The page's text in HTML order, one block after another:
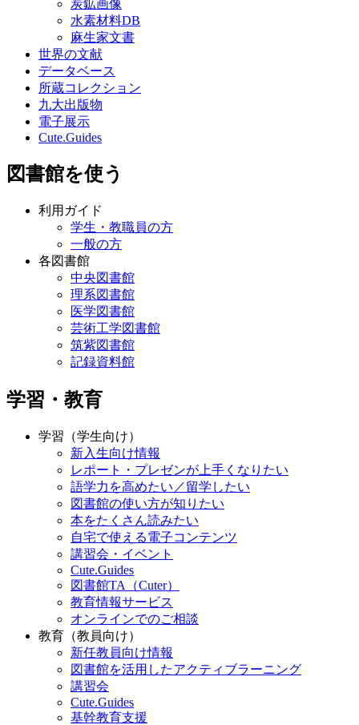
炭鉱画像
水素材料DB
麻生家文書
世界の文献
データベース
所蔵コレクション
九大出版物
電子展示
Cute.Guides
図書館を使う
利用ガイド
学生・教職員の方
一般の方
各図書館
中央図書館
理系図書館
医学図書館
芸術工学図書館
筑紫図書館
記録資料館
学習・教育
学習（学生向け）
新入生向け情報
レポート・プレゼンが上手くなりたい
語学力を高めたい／留学したい
図書館の使い方が知りたい
本をたくさん読みたい
自宅で使える電子コンテンツ
講習会・イベント
Cute.Guides
図書館TA（Cuter）
教育情報サービス
オンラインでのご相談
教育（教員向け）
新任教員向け情報
図書館を活用したアクティブラーニング
講習会
Cute.Guides
基幹教育支援